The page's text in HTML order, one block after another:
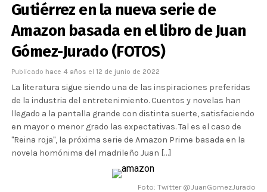
Gutiérrez en la nueva serie de
Amazon basada en el libro de Juan
Gómez-Jurado (FOTOS)
Publicado hace 4 años el 12 de junio de 2022
La literatura sigue siendo una de las inspiraciones preferidas
de la industria del entretenimiento. Cuentos y novelas han
llegado a la pantalla grande con distinta suerte, satisfaciendo
en mayor o menor grado las expectativas. Tal es el caso de
"Reina roja", la próxima serie de Amazon Prime basada en la
novela homónima del madrileño Juan […]
Foto: Twitter @JuanGomezJurado